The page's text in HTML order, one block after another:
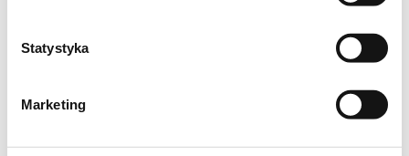
Statystyka
Marketing
200g mąki